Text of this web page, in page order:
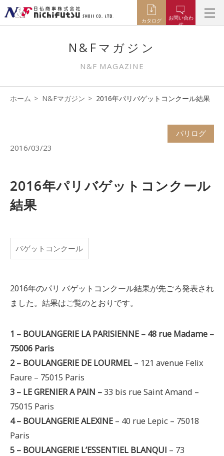
カタログ
お問い合わ
せ
N&Fマガジン
N&F MAGAZINE
ホーム N&Fマガジン 2016年パリバゲットコンクール結果
パリログ
2016/03/23
2016年パリバゲットコンクール
結果
バゲットコンクール
2016年のパリ バゲットコンクール結果が先ごろ発表され
ました。結果はご覧のとおりです。
1 – BOULANGERIE LA PARISIENNE – 48 rue Madame –
75006 Paris
2 – BOULANGERIE DE LOURMEL – 121 avenue Felix
Faure – 75015 Paris
3 – LE GRENIER A PAIN –33 bis rue Saint Amand –
75015 Paris
4 – BOULANGERIE ALEXINE – 40 rue Lepic – 75018
Paris
5 – BOULANGERIE L’ESSENTIEL BLANQUI – 73